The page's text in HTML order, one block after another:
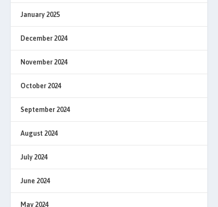
January 2025
December 2024
November 2024
October 2024
September 2024
August 2024
July 2024
June 2024
May 2024